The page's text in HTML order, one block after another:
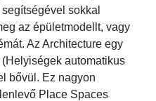
sokkal
az épületmodellt, vagy
Az Architecture egy
automatikus
bővül. Ez nagyon
Place Spaces